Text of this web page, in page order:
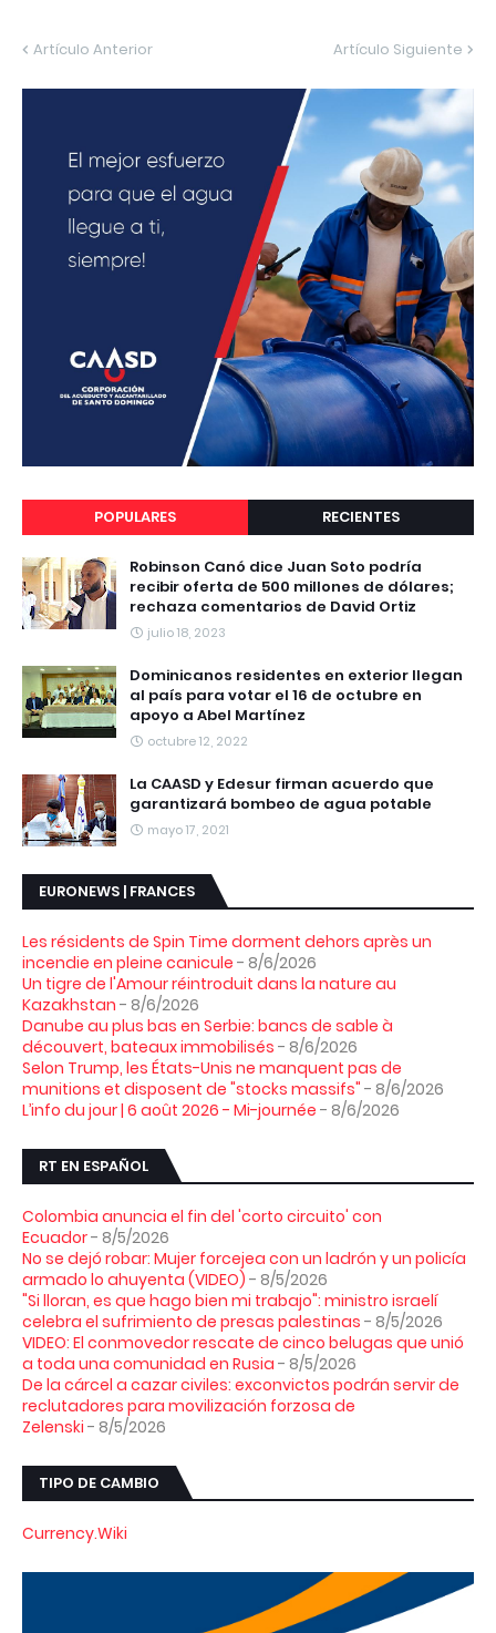
Artículo Anterior Artículo Siguiente
POPULARES RECIENTES
Robinson Canó dice Juan Soto podría
recibir oferta de 500 millones de dólares;
rechaza comentarios de David Ortiz
julio 18, 2023
Dominicanos residentes en exterior llegan
al país para votar el 16 de octubre en
apoyo a Abel Martínez
octubre 12, 2022
La CAASD y Edesur firman acuerdo que
garantizará bombeo de agua potable
mayo 17, 2021
EURONEWS | FRANCES
Les résidents de Spin Time dorment dehors après un
incendie en pleine canicule - 8/6/2026
Un tigre de l'Amour réintroduit dans la nature au
Kazakhstan - 8/6/2026
Danube au plus bas en Serbie: bancs de sable à
découvert, bateaux immobilisés - 8/6/2026
Selon Trump, les États-Unis ne manquent pas de
munitions et disposent de "stocks massifs" - 8/6/2026
L’info du jour | 6 août 2026 - Mi-journée - 8/6/2026
RT EN ESPAÑOL
Colombia anuncia el fin del 'corto circuito' con
Ecuador- 8/5/2026
No se dejó robar: Mujer forcejea con un ladrón y un policía
armado lo ahuyenta (VIDEO) - 8/5/2026
"Si lloran, es que hago bien mi trabajo": ministro israelí
celebra el sufrimiento de presas palestinas - 8/5/2026
VIDEO: El conmovedor rescate de cinco belugas que unió
a toda una comunidad en Rusia - 8/5/2026
De la cárcel a cazar civiles: exconvictos podrán servir de
reclutadores para movilización forzosa de
Zelenski - 8/5/2026
TIPO DE CAMBIO
Currency.Wiki